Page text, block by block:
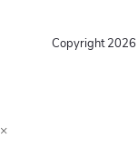
Copyright 2026
×